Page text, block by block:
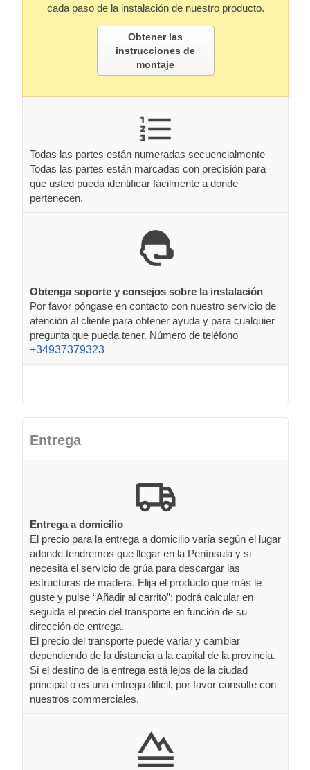
cada paso de la instalación de nuestro producto.
Obtener las
instrucciones de
montaje
Todas las partes están numeradas secuencialmente
Todas las partes están marcadas con precisión para
que usted pueda identificar fácilmente a donde
pertenecen.
Obtenga soporte y consejos sobre la instalación
Por favor póngase en contacto con nuestro servicio de
atención al cliente para obtener ayuda y para cualquier
pregunta que pueda tener. Número de teléfono
+34937379323
Entrega
Entrega a domicilio
El precio para la entrega a domicilio varía según el lugar
adonde tendremos que llegar en la Península y si
necesita el servicio de grúa para descargar las
estructuras de madera. Elija el producto que más le
guste y pulse “Añadir al carrito”: podrá calcular en
seguida el precio del transporte en función de su
dirección de entrega.
El precio del transporte puede variar y cambiar
dependiendo de la distancia a la capital de la provincia.
Si el destino de la entrega está lejos de la ciudad
principal o es una entrega dificil, por favor consulte con
nuestros commerciales.